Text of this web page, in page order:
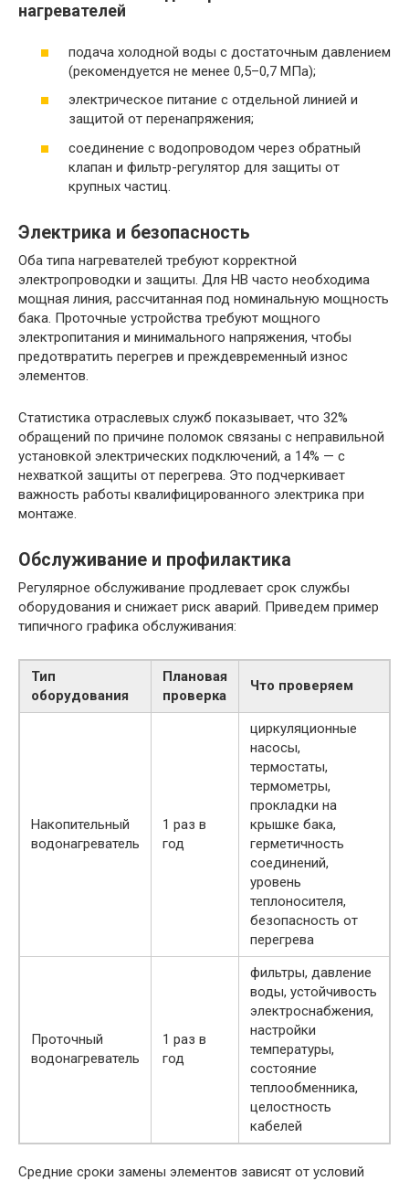
нагревателей
подача холодной воды с достаточным давлением
(рекомендуется не менее 0,5–0,7 МПа);
электрическое питание с отдельной линией и
защитой от перенапряжения;
соединение с водопроводом через обратный
клапан и фильтр-регулятор для защиты от
крупных частиц.
Электрика и безопасность
Оба типа нагревателей требуют корректной
электропроводки и защиты. Для НВ часто необходима
мощная линия, рассчитанная под номинальную мощность
бака. Проточные устройства требуют мощного
электропитания и минимального напряжения, чтобы
предотвратить перегрев и преждевременный износ
элементов.
Статистика отраслевых служб показывает, что 32%
обращений по причине поломок связаны с неправильной
установкой электрических подключений, а 14% — с
нехваткой защиты от перегрева. Это подчеркивает
важность работы квалифицированного электрика при
монтаже.
Обслуживание и профилактика
Регулярное обслуживание продлевает срок службы
оборудования и снижает риск аварий. Приведем пример
типичного графика обслуживания:
Тип
оборудования
Плановая
проверка
Что проверяем
Накопительный
водонагреватель
1 раз в
год
циркуляционные
насосы,
термостаты,
термометры,
прокладки на
крышке бака,
герметичность
соединений,
уровень
теплоносителя,
безопасность от
перегрева
Проточный
водонагреватель
1 раз в
год
фильтры, давление
воды, устойчивость
электроснабжения,
настройки
температуры,
состояние
теплообменника,
целостность
кабелей
Средние сроки замены элементов зависят от условий